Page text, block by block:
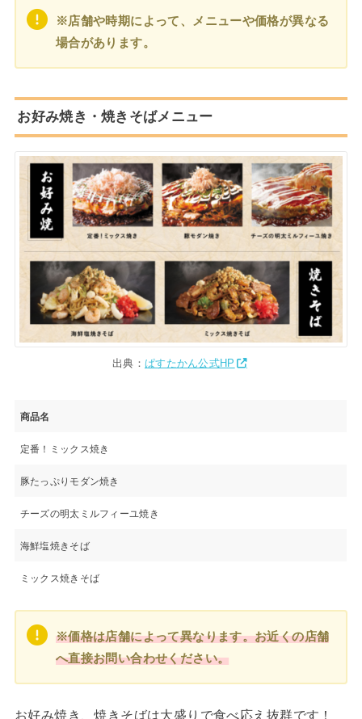
※店舗や時期によって、メニューや価格が異なる
場合があります。
お好み焼き・焼きそばメニュー
出典： ぱすたかん公式HP
商品名
定番！ミックス焼き
豚たっぷりモダン焼き
チーズの明太ミルフィーユ焼き
海鮮塩焼きそば
ミックス焼きそば
※価格は店舗によって異なります。お近くの店舗
へ直接お問い合わせください。
お好み焼き、焼きそばは大盛りで食べ応え抜群です！